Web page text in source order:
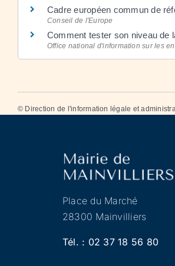
Cadre européen commun de
Conseil de l'Europe
Comment tester son niveau de
Office national d'information sur les
© Direction de l'information légale et
Place du Marché
28300 Mainvilliers
Tél. : 02 37 18 56 80